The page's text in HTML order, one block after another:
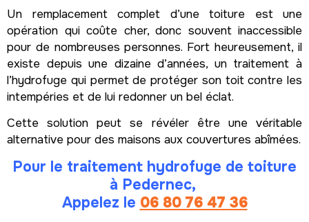
Un remplacement complet d’une toiture est une
opération qui coûte cher, donc souvent inaccessible
pour de nombreuses personnes. Fort heureusement, il
existe depuis une dizaine d’années, un traitement à
l’hydrofuge qui permet de protéger son toit contre les
intempéries et de lui redonner un bel éclat.
Cette solution peut se révéler être une véritable
alternative pour des maisons aux couvertures abîmées.
Pour le traitement hydrofuge de toiture
à Pedernec,
Appelez le 06 80 76 47 36